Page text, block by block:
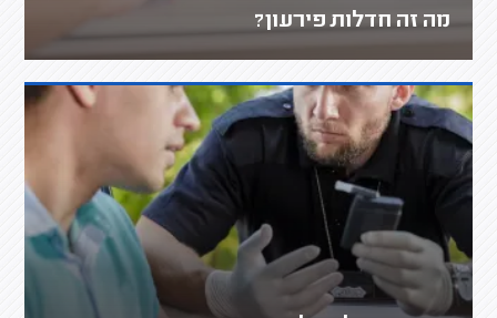
מה זה חדלות פירעון?